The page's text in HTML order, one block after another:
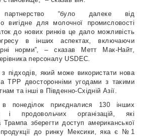
партнерство “було далеке від
вигідне для молочної промисловості
до нових ринків це дало можливість
в інших аспектах, включаючи
норми”, – сказав Метт Мак-Найт,
персоналу USDEC.
підходів, який може використати нова
TPP двосторонніми угодами з такими
та інші в Південно-Східній Азії.
приєдналися 130 інших
і продовольчих організацій, які
Трампа зберегти доступ американської
продукції до ринку Мексики, яка є №1